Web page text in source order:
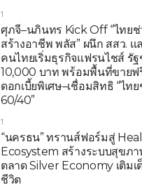
1
ศุภจี–นภินทร Kick Off “ไทย
สร้างอาชีพ พลัส” ผนึก สสว.
คนไทยเริ่มธุรกิจแฟรนไชส์ รั
10,000 บาท พร้อมพื้นที่ขายฟ
ดอกเบี้ยพิเศษ–เชื่อมสิทธิ “ไท
60/40”
1
“นครธน” ทรานส์ฟอร์มสู่
Ecosystem สร้างระบบสุขภา
ตลาด Silver Economy เติมเ
ชีวิต